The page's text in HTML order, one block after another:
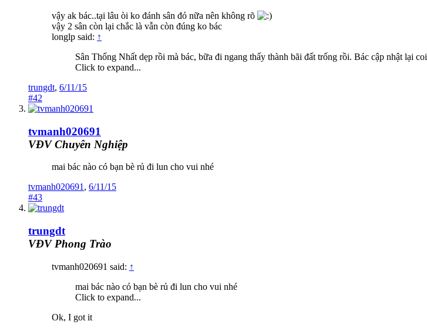
vậy ak bác..tại lâu òi ko đánh sân đó nữa nên không rõ
vậy 2 sân còn lại chắc là vẫn còn đúng ko bác
longlp said: ↑
Sân Thống Nhất dẹp rồi mà bác, bữa đi ngang thấy thành bãi đất trống rồi. Bác cập nhật lại coi
Click to expand...
trungdt, 6/11/15
#42
tvmanh020691
VĐV Chuyên Nghiệp
mai bác nào có bạn bè rủ đi lun cho vui nhé
tvmanh020691 , 6/11/15
#43
trungdt
VĐV Phong Trào
tvmanh020691 said: ↑
mai bác nào có bạn bè rủ đi lun cho vui nhé
Click to expand...
Ok, I got it